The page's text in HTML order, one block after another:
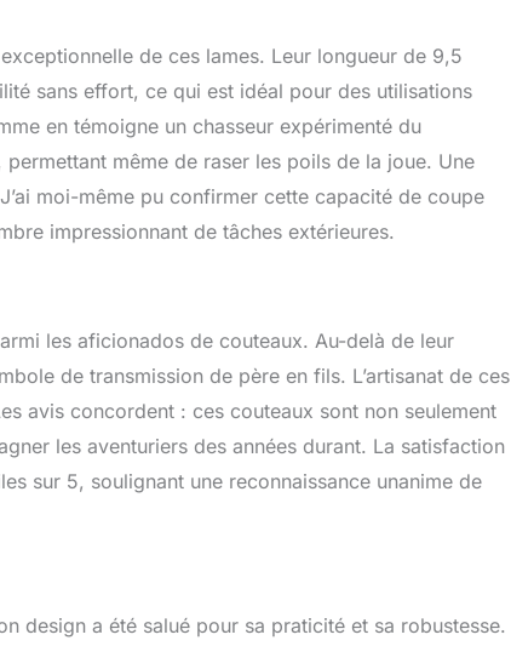
de ces lames. Leur longueur de 9,5
sans effort, ce qui est idéal pour des utilisations
en témoigne un chasseur expérimenté du
même de raser les poils de la joue. Une
moi-même pu confirmer cette capacité de coupe
impressionnant de tâches extérieures.
les aficionados de couteaux. Au-delà de leur
de transmission de père en fils. L’artisanat de ces
avis concordent : ces couteaux sont non seulement
les aventuriers des années durant. La satisfaction
sur 5, soulignant une reconnaissance unanime de
design a été salué pour sa praticité et sa robustesse.